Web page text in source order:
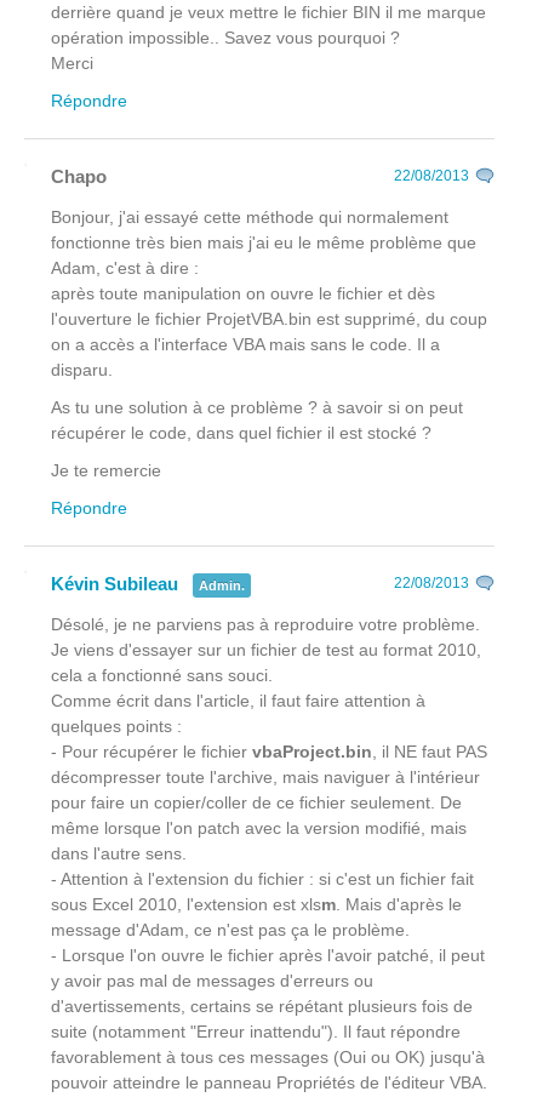
derrière quand je veux mettre le fichier BIN il me marque
opération impossible.. Savez vous pourquoi ?
Merci
Répondre
Chapo 22/08/2013
Bonjour, j'ai essayé cette méthode qui normalement
fonctionne très bien mais j'ai eu le même problème que
Adam, c'est à dire :
après toute manipulation on ouvre le fichier et dès
l'ouverture le fichier ProjetVBA.bin est supprimé, du coup
on a accès a l'interface VBA mais sans le code. Il a
disparu.
As tu une solution à ce problème ? à savoir si on peut
récupérer le code, dans quel fichier il est stocké ?
Je te remercie
Répondre
Kévin Subileau Admin. 22/08/2013
Désolé, je ne parviens pas à reproduire votre problème.
Je viens d'essayer sur un fichier de test au format 2010,
cela a fonctionné sans souci.
Comme écrit dans l'article, il faut faire attention à
quelques points :
- Pour récupérer le fichier vbaProject.bin , il NE faut PAS
décompresser toute l'archive, mais naviguer à l'intérieur
pour faire un copier/coller de ce fichier seulement. De
même lorsque l'on patch avec la version modifié, mais
dans l'autre sens.
- Attention à l'extension du fichier : si c'est un fichier fait
sous Excel 2010, l'extension est xlsm . Mais d'après le
message d'Adam, ce n'est pas ça le problème.
- Lorsque l'on ouvre le fichier après l'avoir patché, il peut
y avoir pas mal de messages d'erreurs ou
d'avertissements, certains se répétant plusieurs fois de
suite (notamment "Erreur inattendu"). Il faut répondre
favorablement à tous ces messages (Oui ou OK) jusqu'à
pouvoir atteindre le panneau Propriétés de l'éditeur VBA.